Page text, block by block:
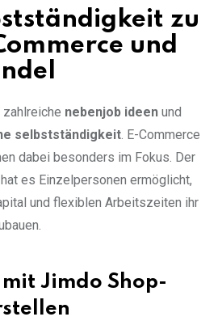
zu
und
nebenjob ideen und
selbstständigkeit. E-Commerce
dabei besonders im Fokus. Der
es Einzelpersonen ermöglicht,
und flexiblen Arbeitszeiten ihr
Jimdo Shop-